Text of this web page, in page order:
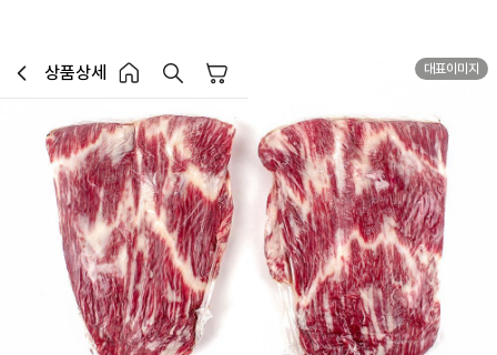
이전페이지로 이동
상품상세
홈 버튼홈 장바구니
대표이미지